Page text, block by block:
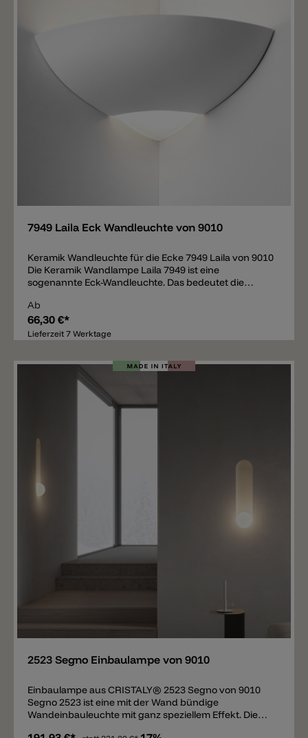
7949 Laila Eck Wandleuchte von 9010
Keramik Wandleuchte für die Ecke 7949 Laila von 9010
Die Keramik Wandlampe Laila 7949 ist eine
sogenannte Eck-Wandleuchte. Das bedeutet die
Körper der Leuchte besteht aus Keramik und im
unteren Bereich befindet sich ein Glasdiffusor. Die
Wandleuchte verbreitet somit Licht nach oben und
nach unten. Der Keramikkörper der Leuchte kann mit
Im inneren der Leuchte befindet sich eine E27
Leuchtmittel Fassung.
Ab
66,30 €*
Lieferzeit 7 Werktage
2523 Segno Einbaulampe von 9010
Einbaulampe aus CRISTALY® 2523 Segno von 9010
Segno 2523 ist eine mit der Wand bündige
Wandeinbauleuchte mit ganz speziellem Effekt. Die